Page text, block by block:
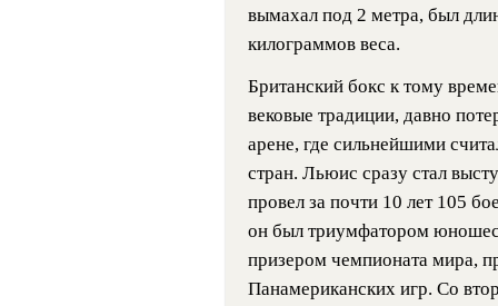
вымахал под 2 метра, был
килограммов веса.
Британский бокс к тому
вековые традиции, давно
арене, где сильнейшими
стран. Льюис сразу стал
провел за почти 10 лет 105
он был триумфатором
призером чемпионата мира,
Панамериканских игр. Со